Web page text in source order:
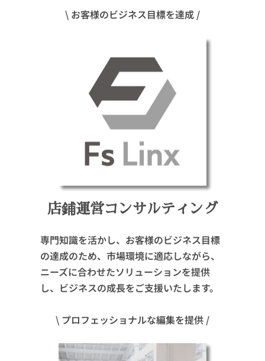
\ お客様のビジネス目標を達成 /
店鋪運営コンサルティング
専門知識を活かし、お客様のビジネス目標
の達成のため、市場環境に適応しながら、
ニーズに合わせたソリューションを提供
し、ビジネスの成長をご支援いたします。
\ プロフェッショナルな編集を提供 /